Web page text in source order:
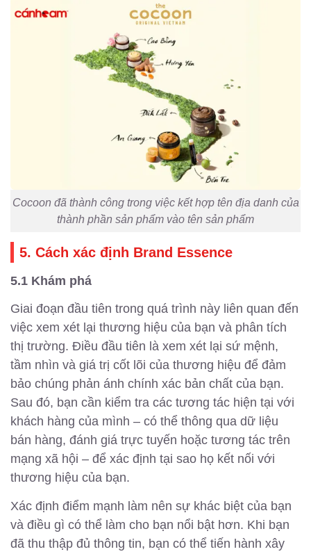
Cocoon đã thành công trong việc kết hợp tên địa danh của
thành phần sản phẩm vào tên sản phẩm
5. Cách xác định Brand Essence
5.1 Khám phá
Giai đoạn đầu tiên trong quá trình này liên quan đến
việc xem xét lại thương hiệu của bạn và phân tích
thị trường. Điều đầu tiên là xem xét lại sứ mệnh,
tầm nhìn và giá trị cốt lõi của thương hiệu để đảm
bảo chúng phản ánh chính xác bản chất của bạn.
Sau đó, bạn cần kiểm tra các tương tác hiện tại với
khách hàng của mình – có thể thông qua dữ liệu
bán hàng, đánh giá trực tuyến hoặc tương tác trên
mạng xã hội – để xác định tại sao họ kết nối với
thương hiệu của bạn.
Xác định điểm mạnh làm nên sự khác biệt của bạn
và điều gì có thể làm cho bạn nổi bật hơn. Khi bạn
đã thu thập đủ thông tin, bạn có thể tiến hành xây